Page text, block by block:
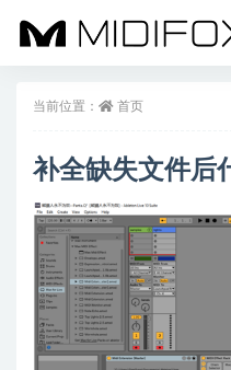
当前位置： 首页
补全缺失文件后